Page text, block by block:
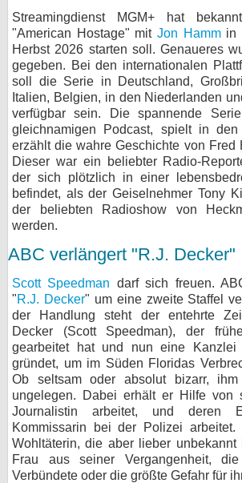
Streamingdienst MGM+ hat
"American Hostage" mit Jon Hammin
Herbst 2026 starten soll. Genaueres
gegeben. Bei den internationalen
soll die Serie in Deutschland,
Italien, Belgien, in den Niederlanden
verfügbar sein. Die spannende
gleichnamigen Podcast, spielt in
erzählt die wahre Geschichte von Fred
Dieser war ein beliebter Radio-
der sich plötzlich in einer
befindet, als der Geiselnehmer Tony
der beliebten Radioshow von
werden.
ABC verlängert "R.J. Decker"
Scott Speedman darf sich freuen.
"R.J. Decker" um eine zweite Staffel
der Handlung steht der entehrte
Decker (Scott Speedman), der
gearbeitet hat und nun eine Kanzlei
gründet, um im Süden Floridas
Ob seltsam oder absolut bizarr, ihm
ungelegen. Dabei erhält er Hilfe von
Journalistin arbeitet, und deren
Kommissarin bei der Polizei
Wohltäterin, die aber lieber
Frau aus seiner Vergangenheit,
Verbündete oder die größte Gefahr für